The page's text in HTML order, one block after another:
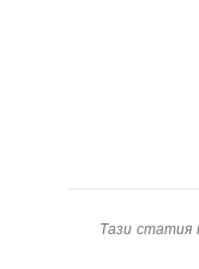
Тази статия